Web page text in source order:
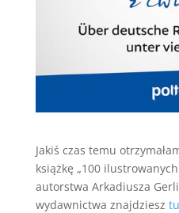
Jakiś czas temu
książkę „100
autorstwa Arkadiusza
wydawnictwa znajdziesz